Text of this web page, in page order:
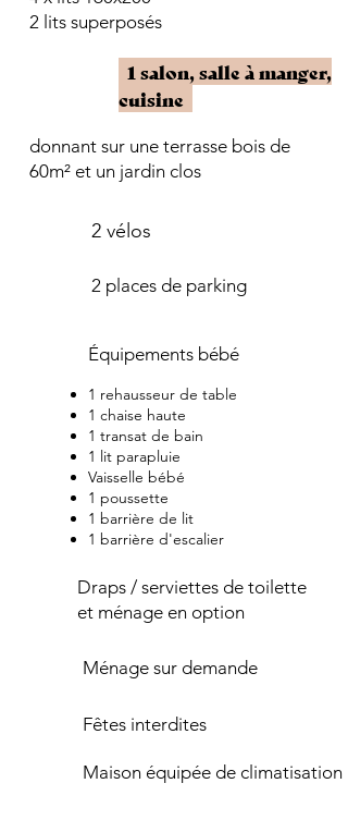
2 lits superposés
1 salon, salle à manger,
cuisine
donnant sur une terrasse bois de
60m² et un jardin clos
2 vélos
2 places de parking
Équipements bébé
1 rehausseur de table
1 chaise haute
1 transat de bain
1 lit parapluie
Vaisselle bébé
1 poussette
1 barrière de lit
1 barrière d'escalier
Draps / serviettes de toilette
et ménage en option
Ménage sur demande
Fêtes interdites
Maison équipée de climatisation